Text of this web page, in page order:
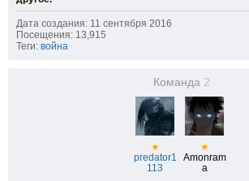
Дата создания: 11 сентября 2016
Посещения: 13,915
Теги: война
Команда 2
★
predator1
113
★
Amonram
a